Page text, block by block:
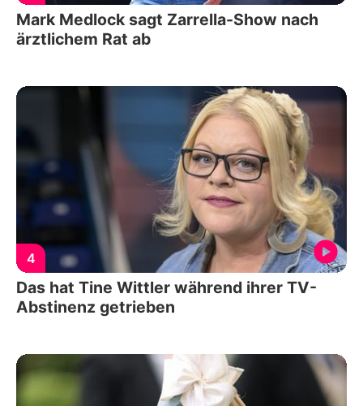
Mark Medlock sagt Zarrella-Show nach
ärztlichem Rat ab
4
Das hat Tine Wittler während ihrer TV-
Abstinenz getrieben